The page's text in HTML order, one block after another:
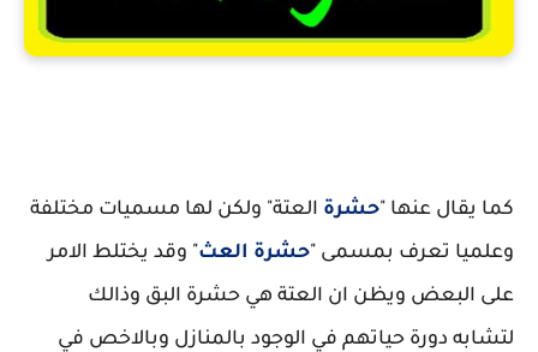
كما يقال عنها "حشرة العتة" ولكن لها مسميات مختلفة
وعلميا تعرف بمسمى "حشرة العث" وقد يختلط الامر
على البعض ويظن ان العتة هي حشرة البق وذالك
لتشابه دورة حياتهم في الوجود بالمنازل وبالاخص في